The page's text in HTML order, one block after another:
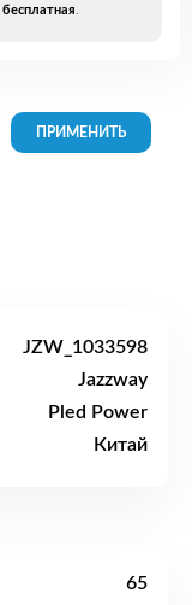
бесплатная.
JZW_1033598
Jazzway
Pled Power
Китай
65